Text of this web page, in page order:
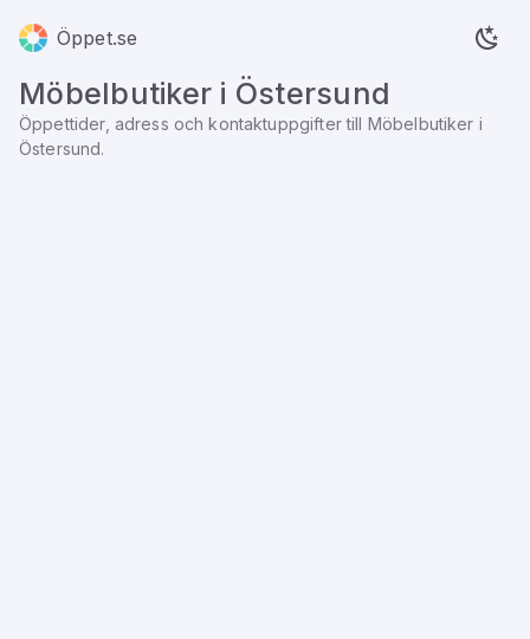
Öppet.se
Möbelbutiker i Östersund
Öppettider, adress och kontaktuppgifter till Möbelbutiker i
Östersund.